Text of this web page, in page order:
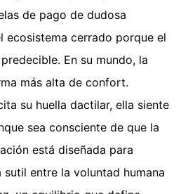
de pago de dudosa
ecosistema cerrado porque el
En su mundo, la
más alta de confort.
su huella dactilar, ella siente
sea consciente de que la
está diseñada para
sutil entre la voluntad humana